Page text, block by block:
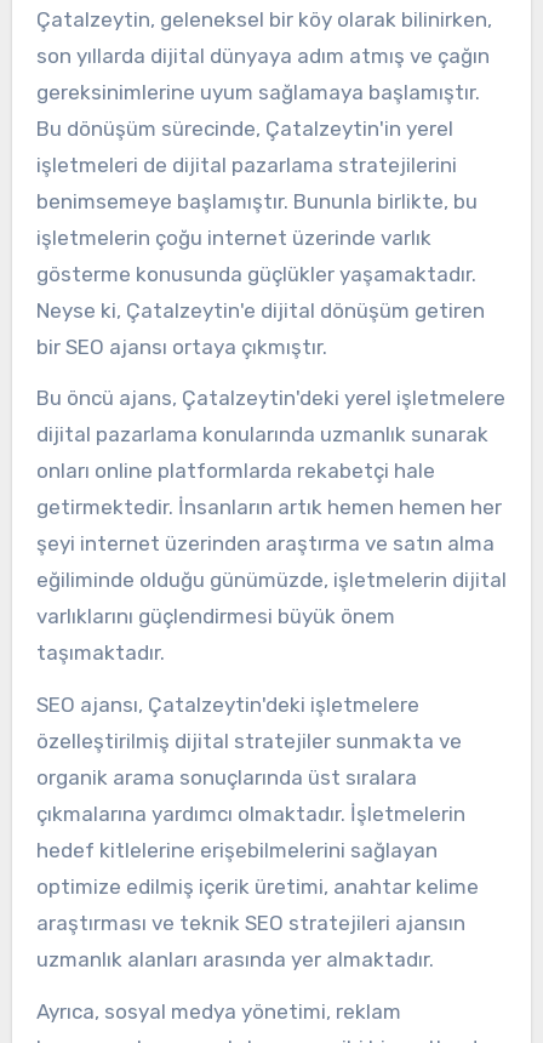
Çatalzeytin, geleneksel bir köy olarak bilinirken,
son yıllarda dijital dünyaya adım atmış ve çağın
gereksinimlerine uyum sağlamaya başlamıştır.
Bu dönüşüm sürecinde, Çatalzeytin'in yerel
işletmeleri de dijital pazarlama stratejilerini
benimsemeye başlamıştır. Bununla birlikte, bu
işletmelerin çoğu internet üzerinde varlık
gösterme konusunda güçlükler yaşamaktadır.
Neyse ki, Çatalzeytin'e dijital dönüşüm getiren
bir SEO ajansı ortaya çıkmıştır.
Bu öncü ajans, Çatalzeytin'deki yerel işletmelere
dijital pazarlama konularında uzmanlık sunarak
onları online platformlarda rekabetçi hale
getirmektedir. İnsanların artık hemen hemen her
şeyi internet üzerinden araştırma ve satın alma
eğiliminde olduğu günümüzde, işletmelerin dijital
varlıklarını güçlendirmesi büyük önem
taşımaktadır.
SEO ajansı, Çatalzeytin'deki işletmelere
özelleştirilmiş dijital stratejiler sunmakta ve
organik arama sonuçlarında üst sıralara
çıkmalarına yardımcı olmaktadır. İşletmelerin
hedef kitlelerine erişebilmelerini sağlayan
optimize edilmiş içerik üretimi, anahtar kelime
araştırması ve teknik SEO stratejileri ajansın
uzmanlık alanları arasında yer almaktadır.
Ayrıca, sosyal medya yönetimi, reklam